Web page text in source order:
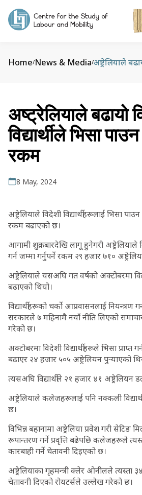
Home/News & Media/
अष्ट्रेलियाले बढायो
विद्यार्थीले भिसा
रकम
8 May, 2024
अष्ट्रेलियाले विदेशी विद्यार्थीहरूलाई भिसा
रकम बढाएको छ।
आगामी शुक्रबारदेखि लागू हुनेगरी अष्ट्रेलियाले
गर्न जम्मा गर्नुपर्ने रकम २९ हजार ७१०
अष्ट्रेलियाले यसअघि गत वर्षको अक्टोबरमा
बढाएको थियो।
विद्यार्थीहरूको चर्को आप्रवासनलाई नियन्त्रण
सरकारले ७ महिनामै नयाँ नीति लिएको
गरेको छ।
अक्टोबरमा विदेशी विद्यार्थीहरूले भिसा
बढाएर २४ हजार ५०५ अष्ट्रेलियन पुर्‍याएको
त्यसअघि विद्यार्थीले २१ हजार ४१ अष्ट्रेलियन
अष्ट्रेलियाले कलेजहरूलाई पनि नक्कली
छ।
विभिन्न बहानामा अष्ट्रेलिया प्रवेश गरी सेटिङ
रूपान्तरण गर्ने प्रवृत्ति बढेपछि कलेजहरूले
कारबाही गर्ने चेतावनी दिइएको छ।
अष्ट्रेलियाका गृहमन्त्री क्लेर ओनीलले त्यस्ता
चेतावनी दिएको रोयटर्सले उल्लेख गरेको छ।